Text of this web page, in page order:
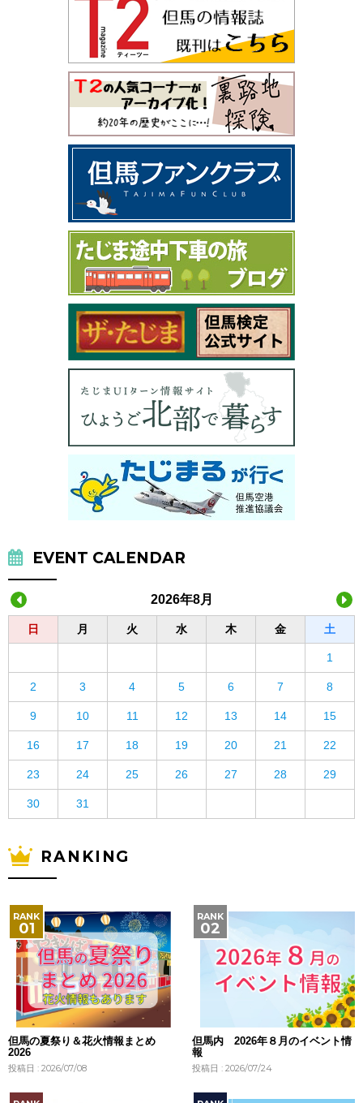
EVENT CALENDAR
2026年8月
日 月 火 水 木 金 土
1
2 3 4 5 6 7 8
9 10 11 12 13 14 15
16 17 18 19 20 21 22
23 24 25 26 27 28 29
30 31
RANKING
但馬の夏祭り＆花火情報まとめ
2026
投稿日 : 2026/07/08
但馬内 2026年８月のイベント情
報
投稿日 : 2026/07/24